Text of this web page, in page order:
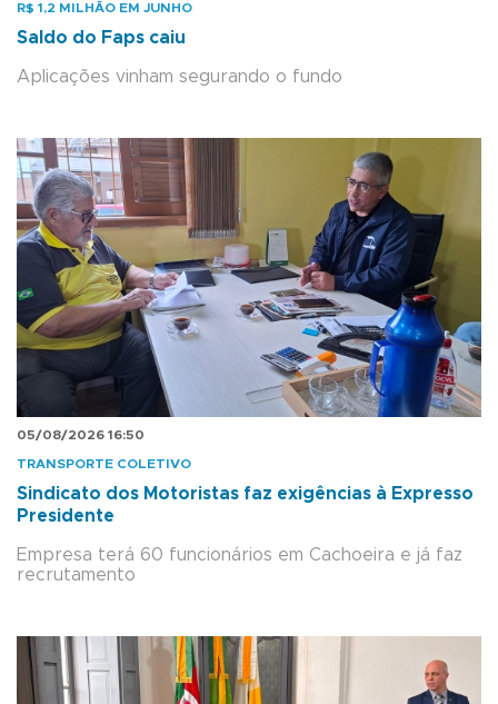
R$ 1,2 MILHÃO EM JUNHO
Saldo do Faps caiu
Aplicações vinham segurando o fundo
05/08/2026 16:50
TRANSPORTE COLETIVO
Sindicato dos Motoristas faz exigências à Expresso
Presidente
Empresa terá 60 funcionários em Cachoeira e já faz
recrutamento